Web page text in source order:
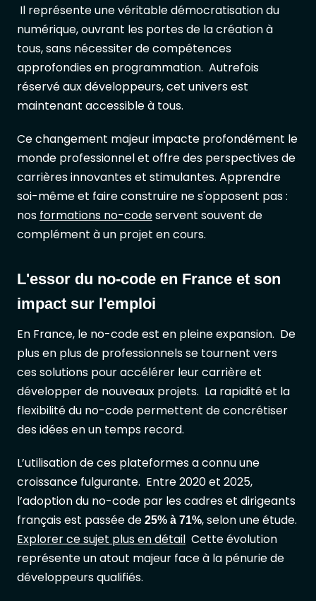
Il représente une véritable démocratisation du
numérique, ouvrant les portes de la création à
tous, sans nécessiter de compétences
approfondies en programmation. Autrefois
réservé aux développeurs, cet univers est
maintenant accessible à tous.
Ce changement majeur impacte profondément le
monde professionnel et offre des perspectives de
carrières innovantes et stimulantes. Apprendre
soi-même et faire construire ne s'opposent pas :
nos formations no-codeservent souvent de
complément à un projet en cours.
L'essor du no-code en France et son
impact sur l'emploi
En France, le no-code est en pleine expansion. De
plus en plus de professionnels se tournent vers
ces solutions pour accélérer leur carrière et
développer de nouveaux projets. La rapidité et la
flexibilité du no-code permettent de concrétiser
des idées en un temps record.
L’utilisation de ces plateformes a connu une
croissance fulgurante. Entre 2020 et 2025,
l’adoption du no-code par les cadres et dirigeants
français est passée de 25% à 71%, selon une étude.
Explorer ce sujet plus en détail Cette évolution
représente un atout majeur face à la pénurie de
développeurs qualifiés.